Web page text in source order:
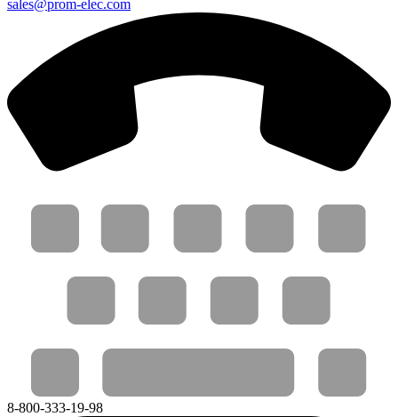
sales@prom-elec.com
8-800-333-19-98